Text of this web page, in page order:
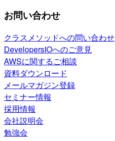
お問い合わせ
クラスメソッドへの問い合わせ
DevelopersIOへのご意見
AWSに関するご相談
資料ダウンロード
メールマガジン登録
セミナー情報
採用情報
会社説明会
勉強会